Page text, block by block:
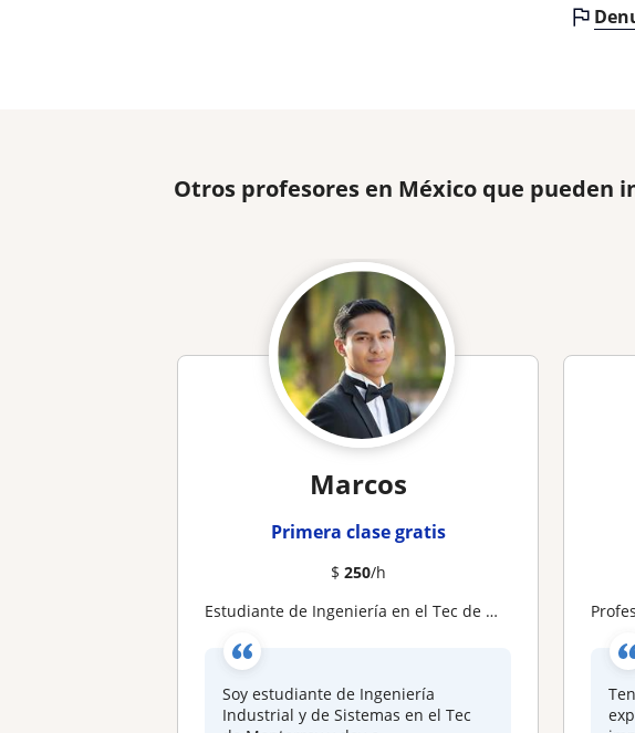
Otros profesores en México que pueden
Marcos
Primera clase gratis
$ 250/h
Estudiante de Ingeniería en el Tec de Monterrey: matemáticas, física y Excel
Soy estudiante de Ingeniería
Industrial y de Sistemas en el Tec